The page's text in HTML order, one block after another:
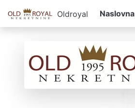
Oldroyal Naslovna